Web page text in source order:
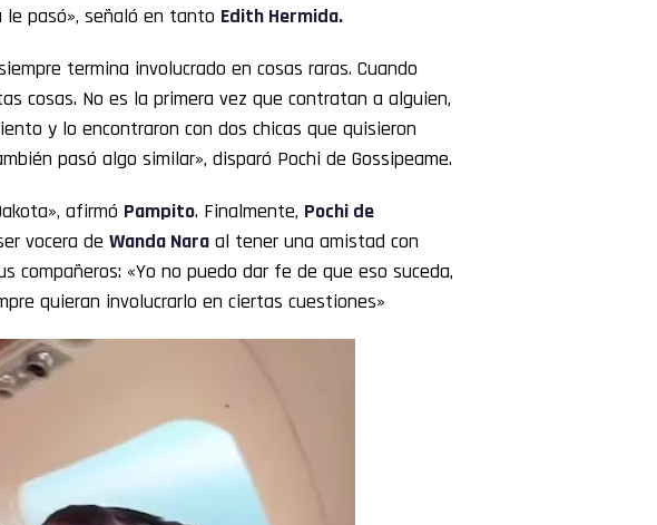
le pasó», señaló en tanto Edith Hermida.
termina involucrado en cosas raras. Cuando
cosas. No es la primera vez que contratan a alguien,
y lo encontraron con dos chicas que quisieron
pasó algo similar», disparó Pochi de Gossipeame.
afirmó Pampito. Finalmente, Pochi de
vocera de Wanda Nara al tener una amistad con
compañeros: «Yo no puedo dar fe de que eso suceda,
quieran involucrarlo en ciertas cuestiones»